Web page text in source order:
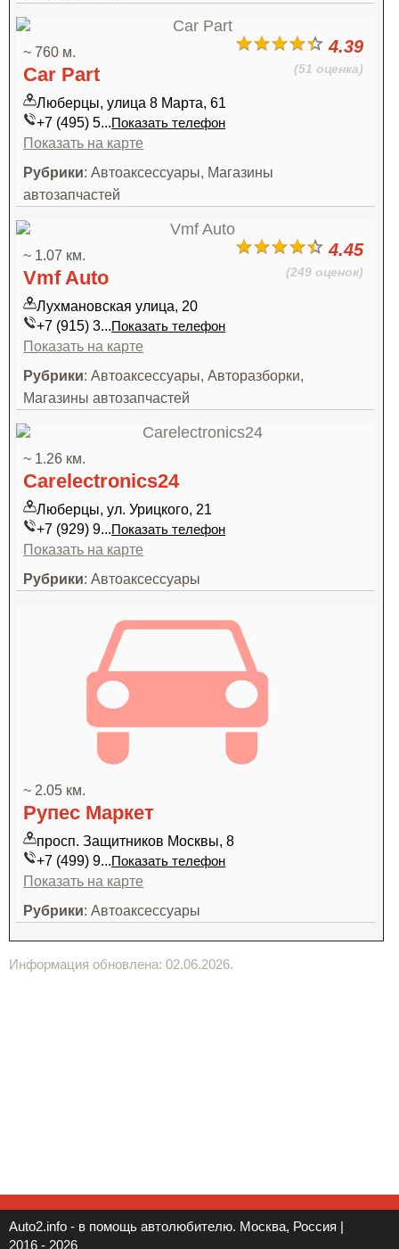
4.39
(51 оценка)
~ 760 м.
Car Part
Люберцы, улица 8 Марта, 61
+7 (495) 5...Показать телефон
Показать на карте
Рубрики: Автоаксессуары, Магазины
автозапчастей
4.45
(249 оценок)
~ 1.07 км.
Vmf Auto
Лухмановская улица, 20
+7 (915) 3...Показать телефон
Показать на карте
Рубрики: Автоаксессуары, Авторазборки,
Магазины автозапчастей
~ 1.26 км.
Carelectronics24
Люберцы, ул. Урицкого, 21
+7 (929) 9...Показать телефон
Показать на карте
Рубрики: Автоаксессуары
~ 2.05 км.
Рупес Маркет
просп. Защитников Москвы, 8
+7 (499) 9...Показать телефон
Показать на карте
Рубрики: Автоаксессуары
Информация обновлена: 02.06.2026.
Auto2.info - в помощь автолюбителю. Москва, Россия |
2016 - 2026